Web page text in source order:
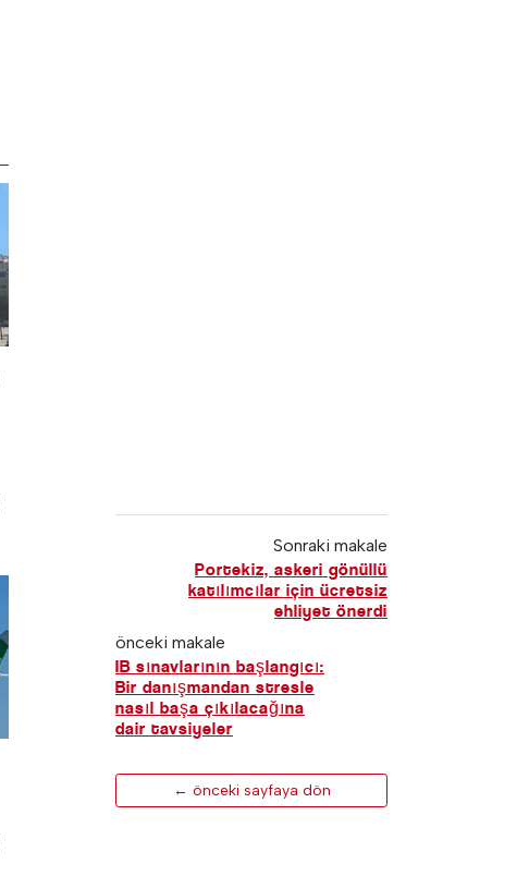
Sonraki makale
Portekiz, askeri gönüllü
katılımcılar için ücretsiz
ehliyet önerdi
önceki makale
IB sınavlarının başlangıcı:
Bir danışmandan stresle
nasıl başa çıkılacağına
dair tavsiyeler
← önceki sayfaya dön